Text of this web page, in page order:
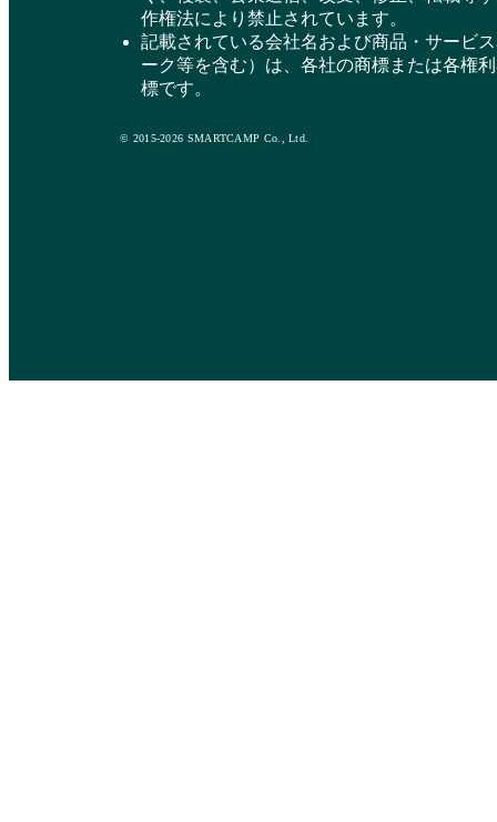
作権法により禁止されています。
記載されている会社名および商品・サービ
ーク等を含む）は、各社の商標または各権
標です。
© 2015-2026 SMARTCAMP Co., Ltd.